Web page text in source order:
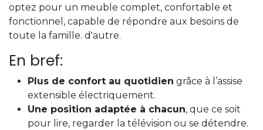
optez pour un meuble complet, confortable et
fonctionnel, capable de répondre aux besoins de
toute la famille. d'autre.
En bref:
Plus de confort au quotidien grâce à l’assise
extensible électriquement.
Une position adaptée à chacun, que ce soit
pour lire, regarder la télévision ou se détendre.